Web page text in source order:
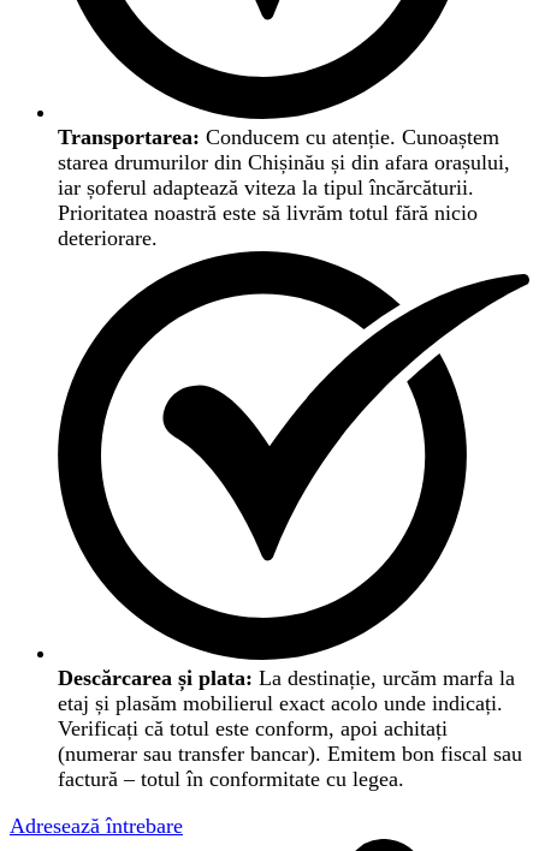
Transportarea: Conducem cu atenție. Cunoaștem
starea drumurilor din Chișinău și din afara orașului,
iar șoferul adaptează viteza la tipul încărcăturii.
Prioritatea noastră este să livrăm totul fără nicio
deteriorare.
Descărcarea și plata: La destinație, urcăm marfa la
etaj și plasăm mobilierul exact acolo unde indicați.
Verificați că totul este conform, apoi achitați
(numerar sau transfer bancar). Emitem bon fiscal sau
factură – totul în conformitate cu legea.
Adresează întrebare